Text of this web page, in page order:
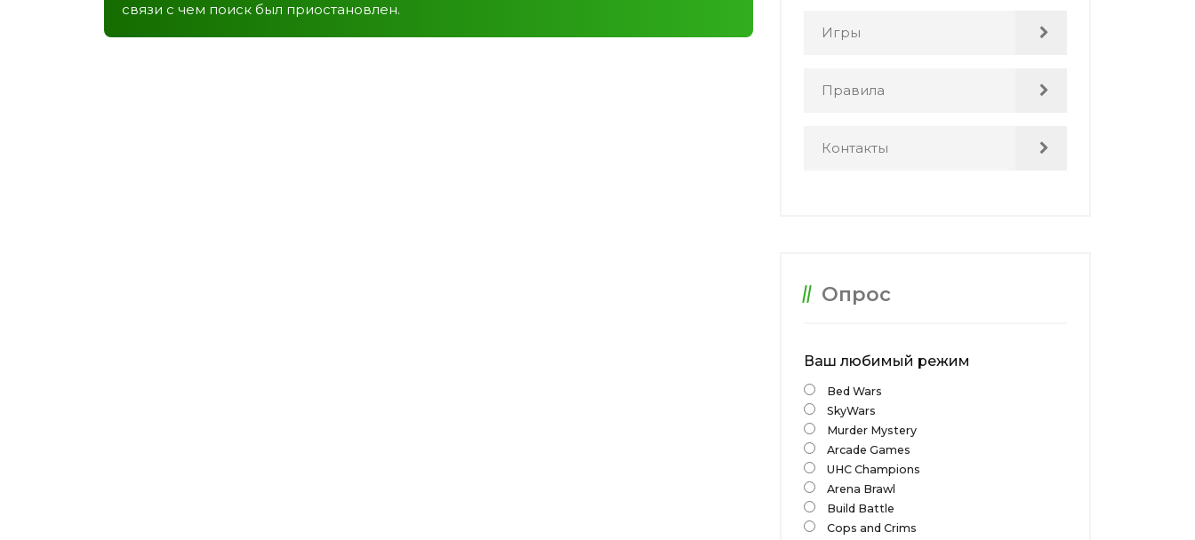
связи с чем поиск был приостановлен.
Игры
Правила
Контакты
Опрос
Ваш любимый режим
Bed Wars
SkyWars
Murder Mystery
Arcade Games
UHC Champions
Arena Brawl
Build Battle
Cops and Crims